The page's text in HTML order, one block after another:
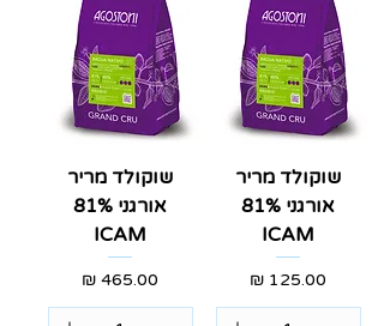
שוקולד מריר
אורגני 81%
ICAM
מחיר
שוקולד מריר
אורגני 81%
ICAM
מחיר